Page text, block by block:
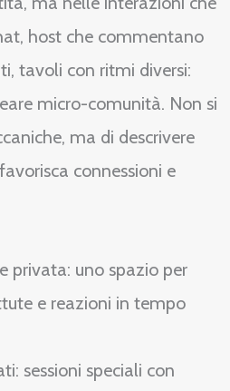
host che commentano
tavoli con ritmi diversi:
micro-comunità. Non si
ma di descrivere
connessioni e
privata: uno spazio per
e reazioni in tempo
sessioni speciali con